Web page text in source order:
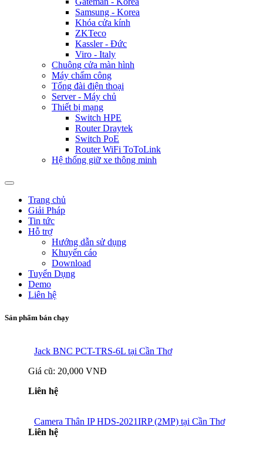
Samsung - Korea
Khóa cửa kính
ZKTeco
Kassler - Đức
Viro - Italy
Chuông cửa màn hình
Máy chấm công
Tổng đài điện thoại
Server - Máy chủ
Thiết bị mạng
Switch HPE
Router Draytek
Switch PoE
Router WiFi ToToLink
Hệ thống giữ xe thông minh
Trang chủ
Giải Pháp
Tin tức
Hỗ trợ
Hướng dẫn sử dụng
Khuyến cáo
Download
Tuyển Dụng
Demo
Liên hệ
Sản phẩm bán chạy
Jack BNC PCT-TRS-6L tại Cần Thơ
Giá cũ: 20,000 VNĐ
Liên hệ
Camera Thân IP HDS-2021IRP (2MP) tại Cần Thơ
Liên hệ